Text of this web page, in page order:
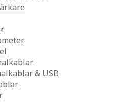
& USB